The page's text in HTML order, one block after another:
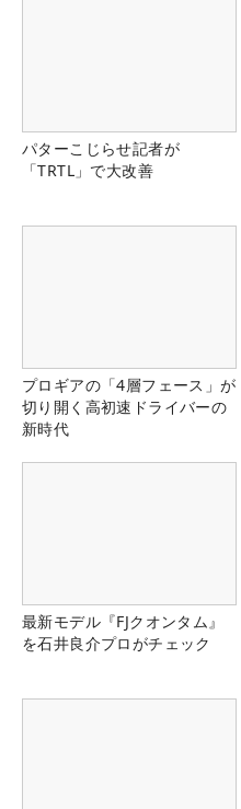
パターこじらせ記者が
「TRTL」で大改善
プロギアの「4層フェース」が
切り開く高初速ドライバーの
新時代
最新モデル『FJクオンタム』
を石井良介プロがチェック